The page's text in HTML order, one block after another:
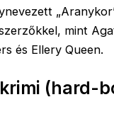
mint
és Ellery Queen.
(hard-